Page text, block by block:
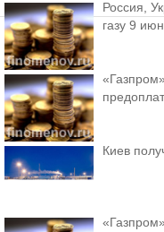
Россия,
газу 9
Киев